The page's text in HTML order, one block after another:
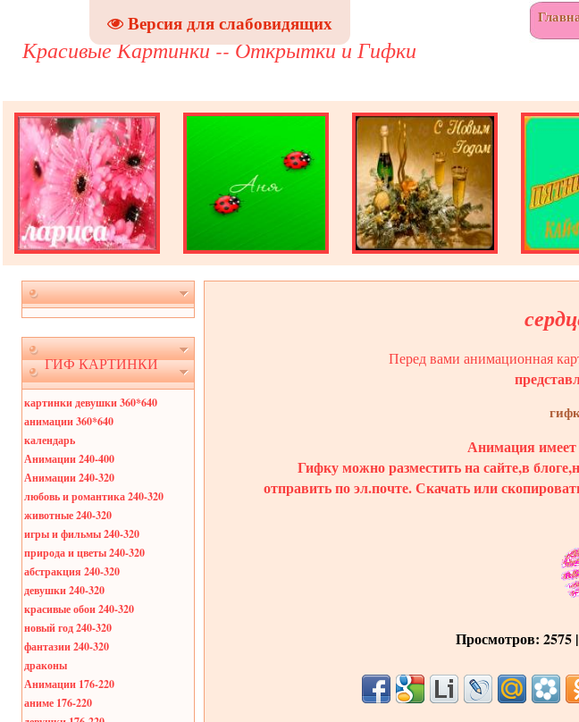
Версия для слабовидящих
Красивые Картинки -- Открытки и Гифки
ГИФ КАРТИНКИ
картинки девушки 360*640
анимации 360*640
календарь
Анимации 240-400
Анимации 240-320
любовь и романтика 240-320
животные 240-320
игры и фильмы 240-320
природа и цветы 240-320
абстракция 240-320
девушки 240-320
красивые обои 240-320
новый год 240-320
фантазии 240-320
драконы
Анимации 176-220
аниме 176-220
Перед вами анимационная
Анимация имеет
Гифку можно разместить на сайте,в
отправить по эл.почте.Скачатьили
Просмотров: 2575 |